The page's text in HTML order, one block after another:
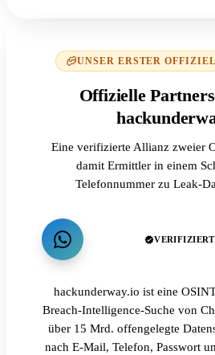
UNSER ERSTER
Offizielle
Eine verifizierte Allianz zweier
damit Ermittler in einem
Telefonnummer zu Leak-
VERIFIZIERT
hackunderway.io ist eine
Breach-Intelligence-Suche von
über 15 Mrd. offengelegte
nach E-Mail, Telefon, Passwort